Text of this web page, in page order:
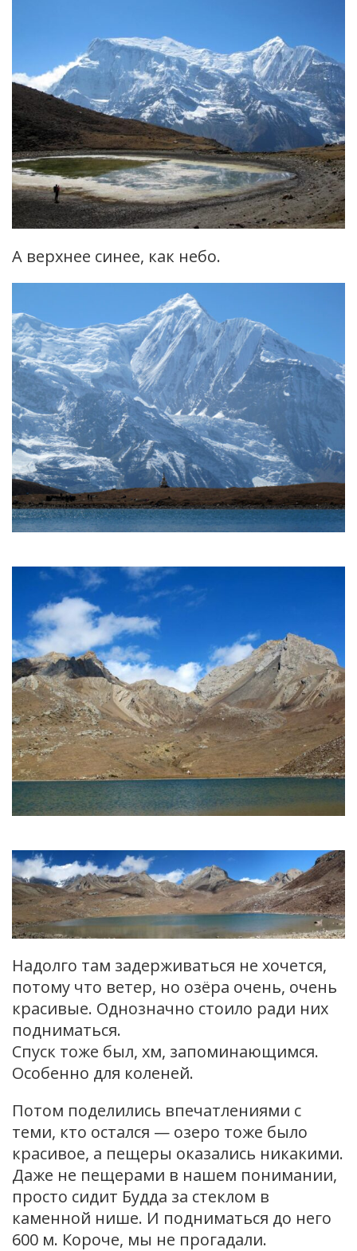
А верхнее синее, как небо.
Надолго там задерживаться не хочется,
потому что ветер, но озёра очень, очень
красивые. Однозначно стоило ради них
подниматься.
Спуск тоже был, хм, запоминающимся.
Особенно для коленей.
Потом поделились впечатлениями с
теми, кто остался — озеро тоже было
красивое, а пещеры оказались никакими.
Даже не пещерами в нашем понимании,
просто сидит Будда за стеклом в
каменной нише. И подниматься до него
600 м. Короче, мы не прогадали.